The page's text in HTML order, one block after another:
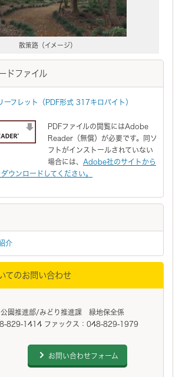
散策路（イメージ）
ドファイル
ーフレット（PDF形式 317キロバイト）
PDFファイルの閲覧にはAdobe
Reader（無償）が必要です。同ソ
フトがインストールされていない
場合には、 Adobe社のサイトから
ウンロードしてください。
介
てのお問い合わせ
園推進部/みどり推進課 緑地保全係
829-1414 ファックス：048-829-1979
お問い合わせフォーム